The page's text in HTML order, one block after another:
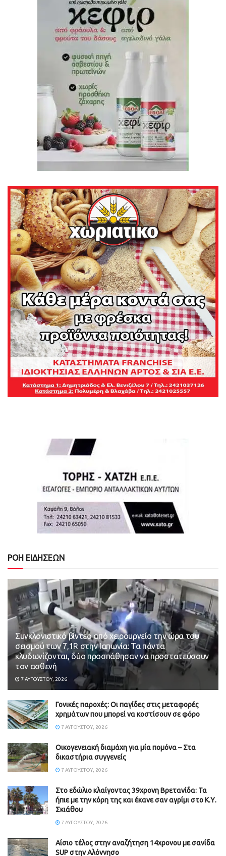
ΡΟΗ ΕΙΔΗΣΕΩΝ
Συγκλονιστικό βίντεο από χειρουργείο την ώρα του
σεισμού των 7,1R στην Ιαπωνία: Τα πάντα
κλυδωνίζονται, δύο προσπάθησαν να προστατεύσουν
τον ασθενή
7 ΑΥΓΟΎΣΤΟΥ, 2026
Γονικές παροχές: Οι παγίδες στις μεταφορές
χρημάτων που μπορεί να κοστίσουν σε φόρο
7 ΑΥΓΟΎΣΤΟΥ, 2026
Οικογενειακή διαμάχη για μία πομόνα – Στα
δικαστήρια συγγενείς
7 ΑΥΓΟΎΣΤΟΥ, 2026
Στο εδώλιο κλαίγοντας 39χρονη Βρετανίδα: Τα
ήπιε με την κόρη της και έκανε σαν αγρίμι στο Κ.Υ.
Σκιάθου
7 ΑΥΓΟΎΣΤΟΥ, 2026
Αίσιο τέλος στην αναζήτηση 14χρονου με σανίδα
SUP στην Αλόννησο